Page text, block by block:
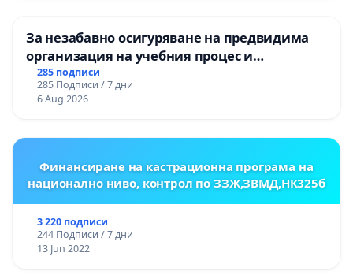
За незабавно осигуряване на предвидима
организация на учебния процес и
гарантиране на правото на равнопоставено
и качествено образование на учениците от
ОУ „Княз Александър I“ и Хуманитарна
285 подписи
285 Подписи / 7 дни
6 Aug 2026
Финансиране на кастрационна програма на
национално ниво, контрол по ЗЗЖ,ЗВМД,НК325б
3 220 подписи
244 Подписи / 7 дни
13 Jun 2022